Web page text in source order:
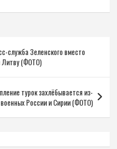
служба Зеленского вместо
Литву (ФОТО)
турок захлёбывается из-
России и Сирии (ФОТО)